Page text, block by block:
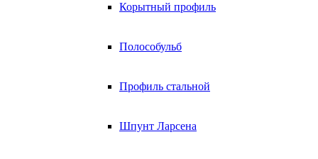
Корытный профиль
Полособульб
Профиль стальной
Шпунт Ларсена